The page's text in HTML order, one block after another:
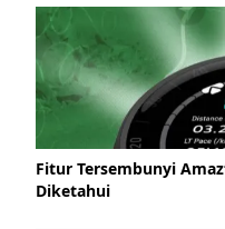
Fitur Tersembunyi
Diketahui